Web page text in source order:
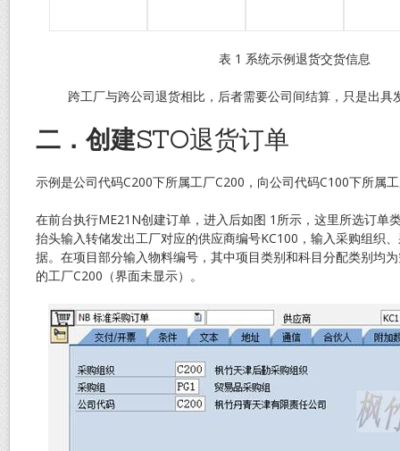
表 1 系统示例退货交货信息
跨工厂与跨公司退货相比，后者需要公司间结算，只是出具
二．创建STO退货订单
示例是公司代码C200下所属工厂C200，向公司代码C100下所属
在前台执行ME21N创建订单，进入后如图 1所示，这里所选订单
抬头输入转储发出工厂对应的供应商编号KC100，输入采购组织
据。在项目部分输入物料编号，其中项目类别和科目分配类别均
的工厂C200（界面未显示）。